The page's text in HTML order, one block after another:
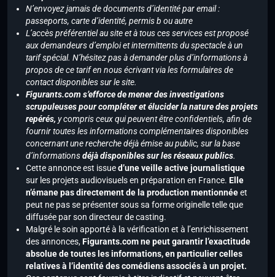
N’envoyez jamais de documents d’identité par email :
passeports, carte d’identité, permis b ou autre
L’accès préférentiel au site et à tous ces services est proposé
aux demandeurs d’emploi et intermittents du spectacle à un
tarif spécial. N’hésitez pas à demander plus d’informations à
propos de ce tarif en nous écrivant via les formulaires de
contact disponibles sur le site.
Figurants.com s’efforce de mener des investigations
scrupuleuses pour compléter et élucider la nature des projets
repérés, y compris ceux qui peuvent être confidentiels, afin de
fournir toutes les informations complémentaires disponibles
concernant une recherche déjà émise au public, sur la base
d’informationsdéjà disponibles sur les réseaux publics.
Cette annonce est issued’une veille active journalistique
sur les projets audiovisuels en préparation en France. Elle
n’émane pas directement de la production mentionnéeet
peut ne pas se présenter sous sa forme originelle telle que
diffusée par son directeur de casting.
Malgré le soin apporté à la vérification et à l’enrichissement
des annonces,Figurants.com ne peut garantir l’exactitude
absolue de toutes les informations, en particulier celles
relatives à l’identité des comédiens associés à un projet.